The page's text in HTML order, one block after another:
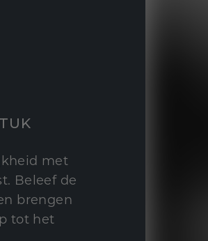
met
Beleef de
brengen
tot het